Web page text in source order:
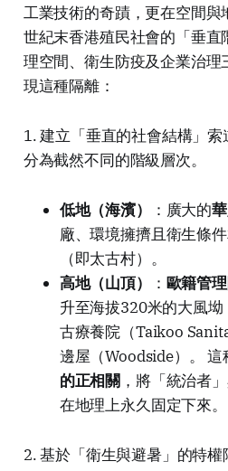
工業技術的奇蹟，更在空間
世紀末香港殖民社會的「垂
理空間、衛生防疫及企業治理
現這種隔離：
1. 建立「垂直的社會結構」
分為截然不同的階級層次。
低地（海濱） ：廣大的
廠、環境擁擠且衛生條
（即太古村）。
高地（山頂）
： 歐籍管
升至海拔320米的大風
古療養院（Taikoo
邊屋（Woodside）。 這
的正相關 ，將「統治者
在地理上永久固定下來。
2. 基於「衛生與避暑」的特